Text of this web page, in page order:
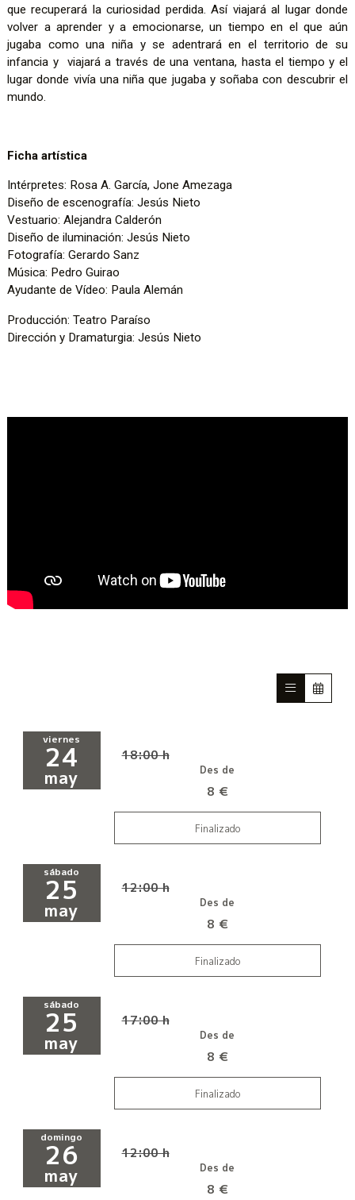
que recuperará la curiosidad perdida. Así viajará al lugar donde
volver a aprender y a emocionarse, un tiempo en el que aún
jugaba como una niña y se adentrará en el territorio de su
infancia y viajará a través de una ventana, hasta el tiempo y el
lugar donde vivía una niña que jugaba y soñaba con descubrir el
mundo.
Ficha artística
Intérpretes: Rosa A. García, Jone Amezaga
Diseño de escenografía: Jesús Nieto
Vestuario: Alejandra Calderón
Diseño de iluminación: Jesús Nieto
Fotografía: Gerardo Sanz
Música: Pedro Guirao
Ayudante de Vídeo: Paula Alemán
Producción: Teatro Paraíso
Dirección y Dramaturgia: Jesús Nieto
viernes
24
may
18:00 h
Des de
8 €
Finalizado
sábado
25
may
12:00 h
Des de
8 €
Finalizado
sábado
25
may
17:00 h
Des de
8 €
Finalizado
domingo
26
may
12:00 h
Des de
8 €